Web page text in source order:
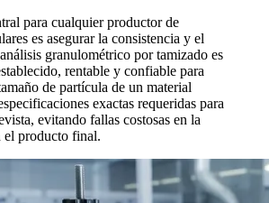
para cualquier productor de
es asegurar la consistencia y el
granulométrico por tamizado es
rentable y confiable para
de partícula de un material
exactas requeridas para
evitando fallas costosas en la
producto final.